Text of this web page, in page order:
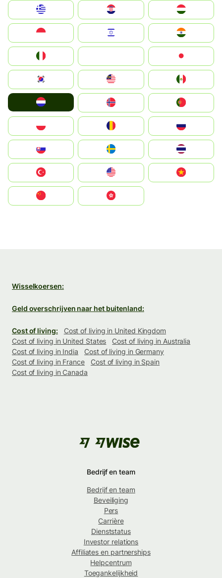
Magyarország
South Korea
United States
中國香港特別行政區
Wisselkoersen:
Geld overschrijven naar het buitenland:
Cost of living:
Cost of living in United Kingdom
Cost of living in United States
Cost of living in Australia
Cost of living in India
Cost of living in Germany
Cost of living in France
Cost of living in Spain
Cost of living in Canada
Bedrijf en team
Bedrijf en team
Beveiliging
Pers
Carrière
Dienststatus
Investor relations
Affiliates en partnerships
Helpcentrum
Toegankelijkheid